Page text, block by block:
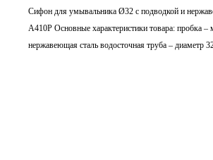
Сифон для умывальника Ø32 с подводкой и
A410P Основные характеристики товара: пробка
нержавеющая сталь водосточная труба – диаметр